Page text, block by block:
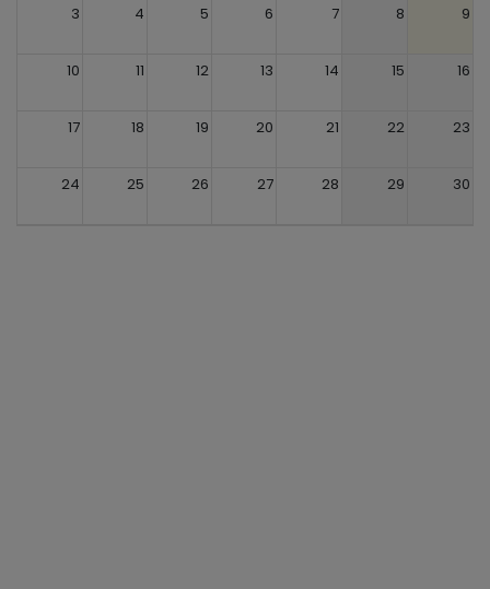
3 4 5 6 7 8 9
10 11 12 13 14 15 16
17 18 19 20 21 22 23
24 25 26 27 28 29 30